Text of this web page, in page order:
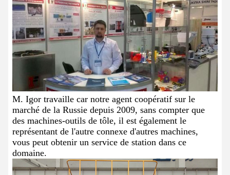
M. Igor travaille car notre agent coopératif sur le
marché de la Russie depuis 2009, sans compter que
des machines-outils de tôle, il est également le
représentant de l'autre connexe d'autres machines,
vous peut obtenir un service de station dans ce
domaine.